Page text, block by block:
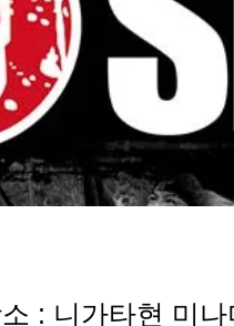
: 니가타현 미